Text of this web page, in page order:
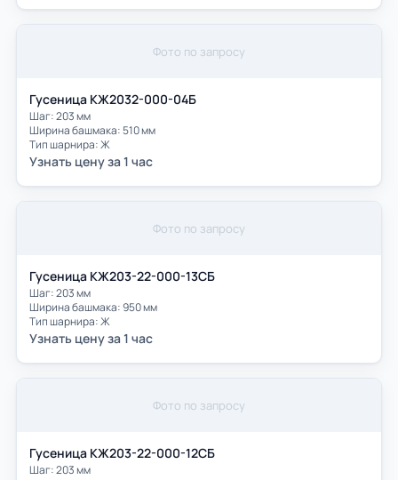
Фото по запросу
Гусеница КЖ2032-000-04Б
Шаг: 203 мм
Ширина башмака: 510 мм
Тип шарнира: Ж
Узнать цену за 1 час
Фото по запросу
Гусеница КЖ203-22-000-13СБ
Шаг: 203 мм
Ширина башмака: 950 мм
Тип шарнира: Ж
Узнать цену за 1 час
Фото по запросу
Гусеница КЖ203-22-000-12СБ
Шаг: 203 мм